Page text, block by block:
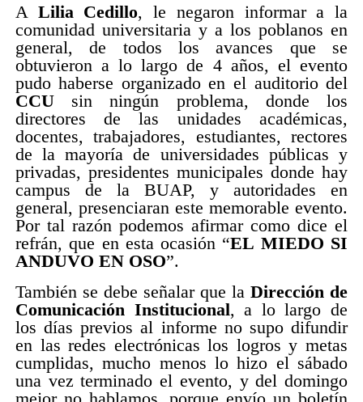
A Lilia Cedillo, le negaron informar a la
comunidad universitaria y a los poblanos en
general, de todos los avances que se
obtuvieron a lo largo de 4 años, el evento
pudo haberse organizado en el auditorio del
CCUsin ningún problema, donde los
directores de las unidades académicas,
docentes, trabajadores, estudiantes, rectores
de la mayoría de universidades públicas y
privadas, presidentes municipales donde hay
campus de la BUAP, y autoridades en
general, presenciaran este memorable evento.
Por tal razón podemos afirmar como dice el
refrán, que en esta ocasión “EL MIEDO SI
ANDUVO EN OSO”.
También se debe señalar que laDirección de
Comunicación Institucional, a lo largo de
los días previos al informe no supo difundir
en las redes electrónicas los logros y metas
cumplidas, mucho menos lo hizo el sábado
una vez terminado el evento, y del domingo